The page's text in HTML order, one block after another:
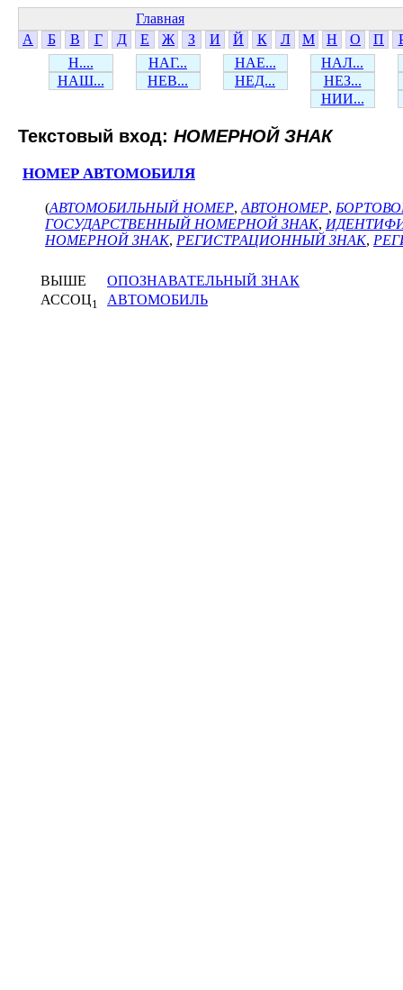
Главная
А
Б В Г Д Е Ж З И Й К Л М Н О П
Н....
НАГ... НАЕ...
НАЛ...
НАШ...
НЕВ... НЕД...
НЕЗ...
НИИ...
Текстовый вход: НОМЕРНОЙ ЗНАК
НОМЕР АВТОМОБИЛЯ
(АВТОМОБИЛЬНЫЙ НОМЕР, АВТОНОМЕР,
ГОСУДАРСТВЕННЫЙ НОМЕРНОЙ ЗНАК,
НОМЕРНОЙ ЗНАК, РЕГИСТРАЦИОННЫЙ ЗНАК,
ВЫШЕ
ОПОЗНАВАТЕЛЬНЫЙ ЗНАК
АССОЦ1 АВТОМОБИЛЬ